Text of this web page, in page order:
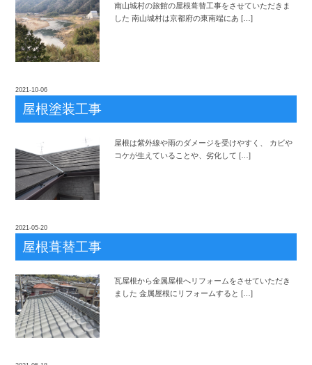
南山城村の旅館の屋根葺替工事をさせていただきま
した 南山城村は京都府の東南端にあ […]
2021-10-06
屋根塗装工事
屋根は紫外線や雨のダメージを受けやすく、 カビや
コケが生えていることや、劣化して […]
2021-05-20
屋根葺替工事
瓦屋根から金属屋根へリフォームをさせていただき
ました 金属屋根にリフォームすると […]